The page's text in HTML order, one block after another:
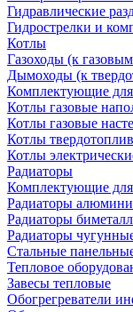
Гидравлические
Гидрострелки и
Котлы
Газоходы (к
Дымоходы (к
Комплектующие для
Котлы газовые
Котлы газовые
Котлы
Котлы
Радиаторы
Комплектующие для
Радиаторы
Радиаторы
Радиаторы
Стальные
Тепловое
Завесы тепловые
Обогрегреватели